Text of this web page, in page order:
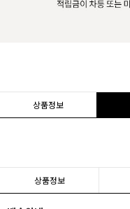
상품정보
상품정보